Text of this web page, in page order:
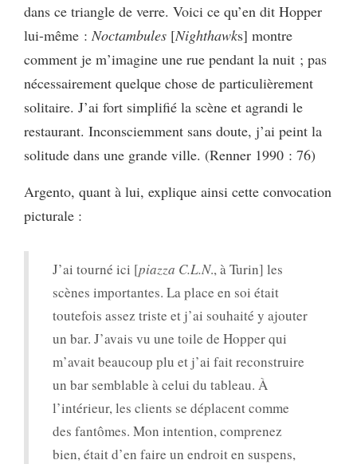
dans ce triangle de verre. Voici ce qu’en dit Hopper
lui-même : Noctambules [Nighthawks] montre
comment je m’imagine une rue pendant la nuit ; pas
nécessairement quelque chose de particulièrement
solitaire. J’ai fort simplifié la scène et agrandi le
restaurant. Inconsciemment sans doute, j’ai peint la
solitude dans une grande ville. (Renner 1990 : 76)
Argento, quant à lui, explique ainsi cette convocation
picturale :
J’ai tourné ici [piazza C.L.N., à Turin] les
scènes importantes. La place en soi était
toutefois assez triste et j’ai souhaité y ajouter
un bar. J’avais vu une toile de Hopper qui
m’avait beaucoup plu et j’ai fait reconstruire
un bar semblable à celui du tableau. À
l’intérieur, les clients se déplacent comme
des fantômes. Mon intention, comprenez
bien, était d’en faire un endroit en suspens,